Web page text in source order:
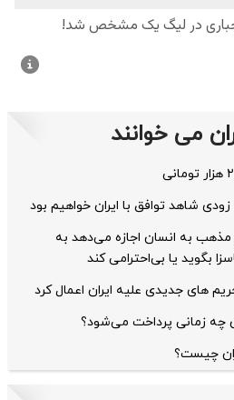
می خوانند
شاهد توافق با ایران خواهیم بود
مذهب به انسان اجازه می‌دهد به
بگوید یا بی‌احترامی کند
های جدیدی علیه ایران اعمال کرد
چه زمانی پرداخت می‌شود؟
چیست؟